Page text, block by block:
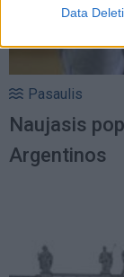
Data
Pasaulis
Naujasis
Argentinos